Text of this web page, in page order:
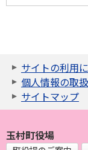
サイトの利用
個人情報の取
サイトマップ
玉村町役場